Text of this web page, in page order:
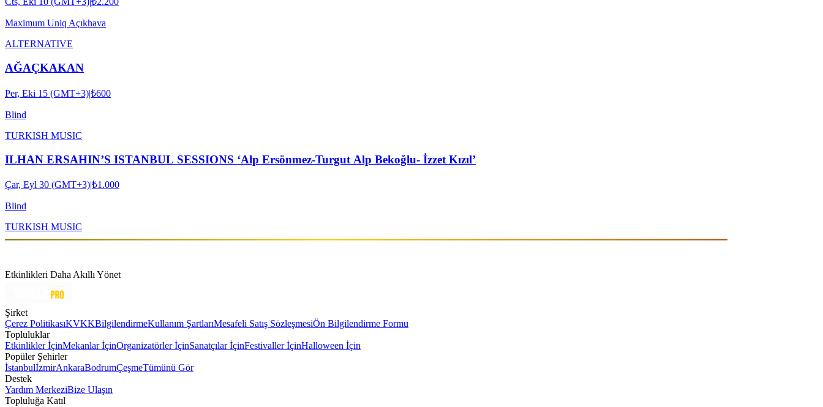
Maximum Uniq Açıkhava
ALTERNATIVE
AĞAÇKAKAN
Per, Eki 15 (GMT+3)|₺600
Blind
TURKISH MUSIC
ILHAN ERSAHIN’S ISTANBUL SESSIONS ‘Alp Ersönmez-Turgut Alp Bekoğlu- İzzet Kızıl’
Çar, Eyl 30 (GMT+3)|₺1.000
Blind
TURKISH MUSIC
Etkinlikleri Daha Akıllı Yönet
Şirket
Çerez PolitikasıKVKKBilgilendirmeKullanım ŞartlarıMesafeli Satış SözleşmesiÖn Bilgilendirme Formu
Topluluklar
Etkinlikler İçinMekanlar İçinOrganizatörler İçinSanatçılar İçinFestivaller İçinHalloween İçin
Popüler Şehirler
İstanbulİzmirAnkaraBodrumÇeşmeTümünü Gör
Destek
Yardım MerkeziBize Ulaşın
Topluluğa Katıl